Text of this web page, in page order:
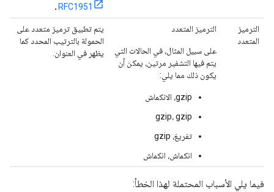
RFC1951
.
الترميز
المتعدد
الترميز المتعدد
على سبيل المثال، في الحالات التي
يتم فيها التشفير مرتين، يمكن أن
يكون ذلك مما يلي:
gzip، الانكماش
gzip، gzip
تفريغ، gzip
انكماش، انكماش
يتم تطبيق ترميز متعدد على
الحمولة بالترتيب المحدد كما
يظهر في العنوان.
فيما يلي الأسباب المحتملة لهذا الخطأ: